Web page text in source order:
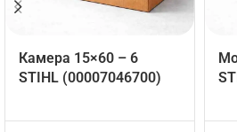
Камера 15×60 – 6
STIHL (00007046700)